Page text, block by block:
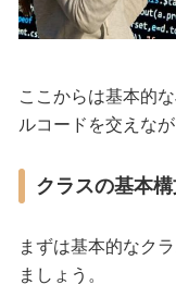
ここからは基本的
ルコードを交えな
クラスの基本
まずは基本的なク
ましょう。